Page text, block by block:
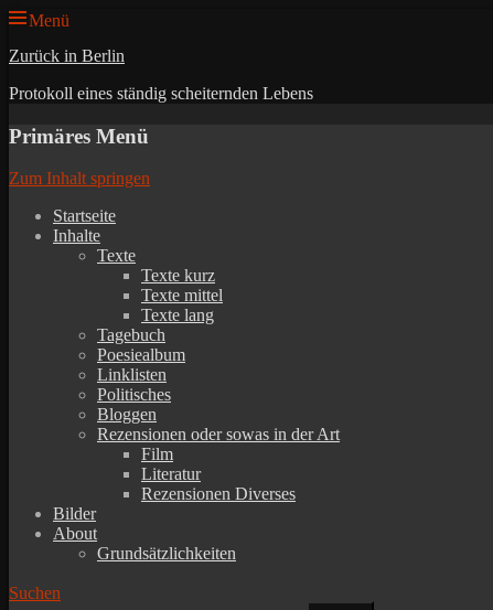
Menü
Zurück in Berlin
Protokoll eines ständig scheiternden Lebens
Primäres Menü
Zum Inhalt springen
Startseite
Inhalte
Texte
Texte kurz
Texte mittel
Texte lang
Tagebuch
Poesiealbum
Linklisten
Politisches
Bloggen
Rezensionen oder sowas in der Art
Film
Literatur
Rezensionen Diverses
Bilder
About
Grundsätzlichkeiten
Suchen